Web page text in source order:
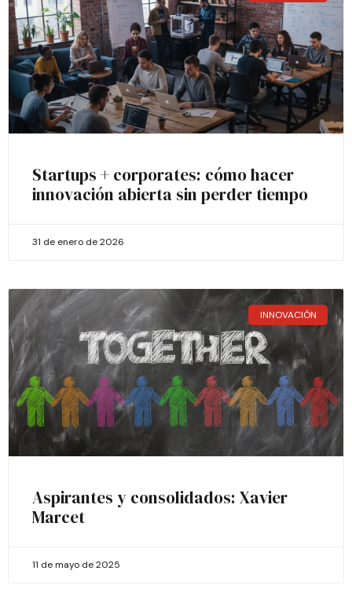
Startups + corporates: cómo hacer
innovación abierta sin perder tiempo
31 de enero de 2026
INNOVACIÓN
Aspirantes y consolidados: Xavier
Marcet
11 de mayo de 2025